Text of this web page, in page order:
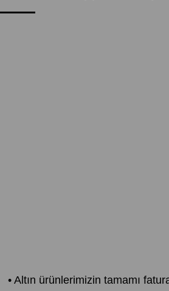
• Altın ürünlerimizin tamamı